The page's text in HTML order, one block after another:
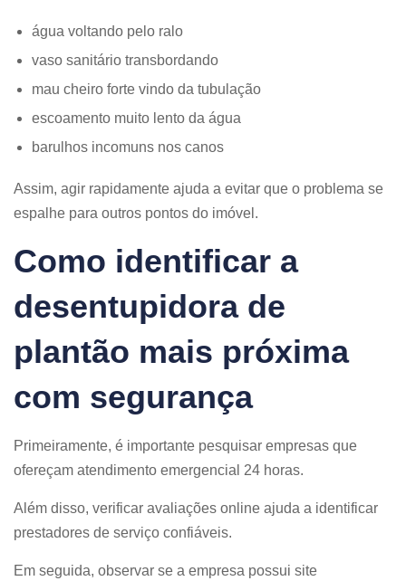
água voltando pelo ralo
vaso sanitário transbordando
mau cheiro forte vindo da tubulação
escoamento muito lento da água
barulhos incomuns nos canos
Assim, agir rapidamente ajuda a evitar que o problema se
espalhe para outros pontos do imóvel.
Como identificar a
desentupidora de
plantão mais próxima
com segurança
Primeiramente, é importante pesquisar empresas que
ofereçam atendimento emergencial 24 horas.
Além disso, verificar avaliações online ajuda a identificar
prestadores de serviço confiáveis.
Em seguida, observar se a empresa possui site